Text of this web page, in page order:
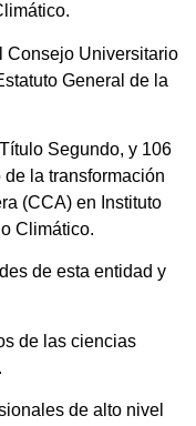
Consejo Universitario
General de la
Segundo, y 106
la transformación
(CCA) en Instituto
Climático.
de esta entidad y
de las ciencias
de alto nivel